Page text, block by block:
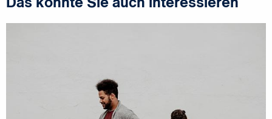
Das könnte Sie auch interessieren